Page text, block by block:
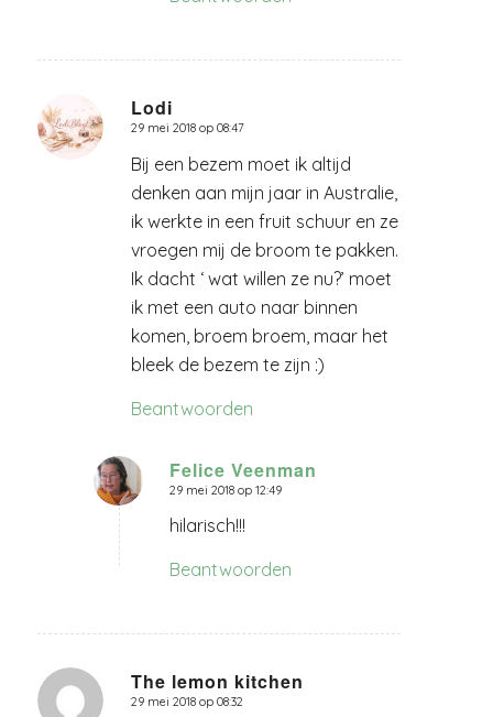
Lodi
zegt:
29 mei 2018 op 08:47
Bij een bezem moet ik altijd
denken aan mijn jaar in Australie,
ik werkte in een fruit schuur en ze
vroegen mij de broom te pakken.
Ik dacht ‘ wat willen ze nu?’ moet
ik met een auto naar binnen
komen, broem broem, maar het
bleek de bezem te zijn :)
Beantwoorden
Felice Veenman
zegt:
29 mei 2018 op 12:49
hilarisch!!!
Beantwoorden
The lemon kitchen
zegt:
29 mei 2018 op 08:32